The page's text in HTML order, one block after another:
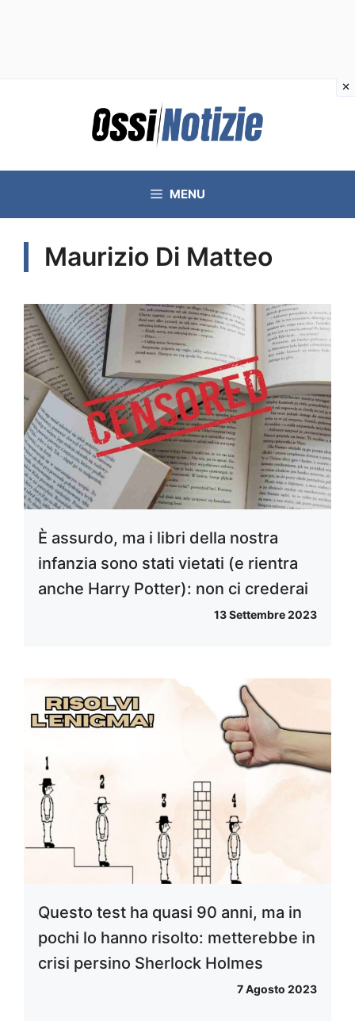
MENU
Maurizio Di Matteo
È assurdo, ma i libri della nostra
infanzia sono stati vietati (e rientra
anche Harry Potter): non ci crederai
13 Settembre 2023
Questo test ha quasi 90 anni, ma in
pochi lo hanno risolto: metterebbe in
crisi persino Sherlock Holmes
7 Agosto 2023